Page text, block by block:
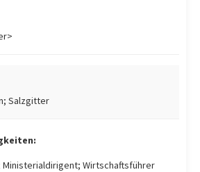
Salzgitter
Wirtschaftsführer